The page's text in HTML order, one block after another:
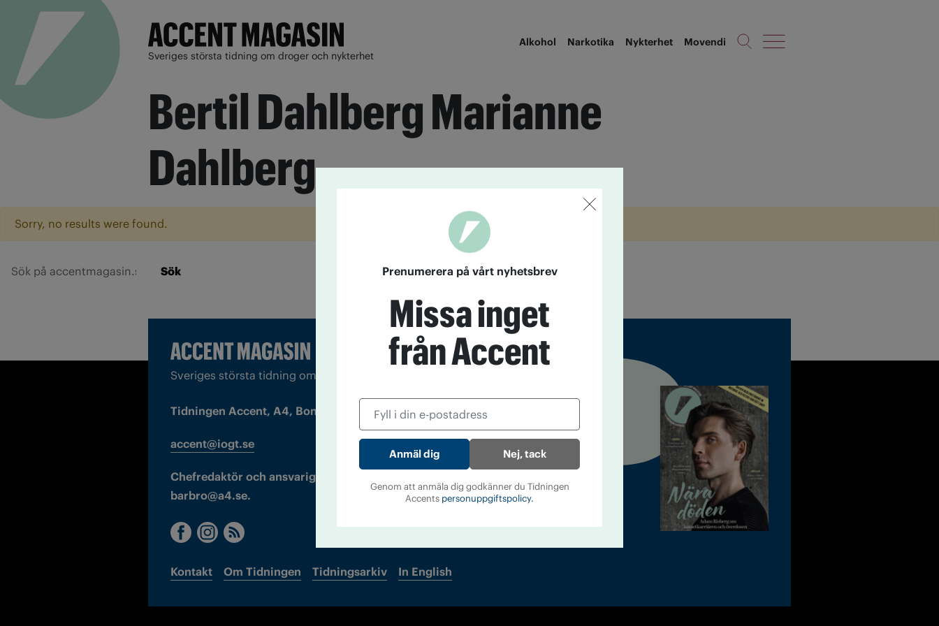
Sveriges största tidning om droger och nykterhet
Alkohol Narkotika Nykterhet Movendi
Bertil Dahlberg Marianne
Dahlberg.
Sorry, no results were found.
Sök
Sveriges största tidning om droger och nykterhet
Tidningen Accent, A4, Bondegatan 21, 116 33 Stockholm
accent@iogt.se
Chefredaktör och ansvarig utgivare: Barbro Janson Lundkvist,
barbro@a4.se.
Kontakt Om Tidningen Tidningsarkiv In English
Accent
Prenumerera på vårt nyhetsbrev
Missa inget
från Accent
Nej, tack
Genom att anmäla dig godkänner du Tidningen
Accents personuppgiftspolicy.